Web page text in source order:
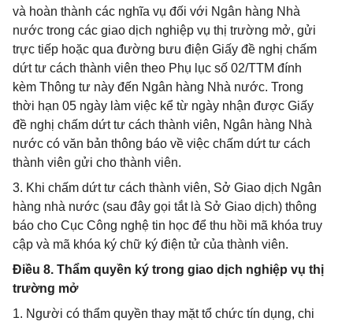
và hoàn thành các nghĩa vụ đối với Ngân hàng Nhà
nước trong các giao dịch nghiệp vụ thị trường mở, gửi
trực tiếp hoặc qua đường bưu điện Giấy đề nghị chấm
dứt tư cách thành viên theo Phụ lục số 02/TTM đính
kèm Thông tư này đến Ngân hàng Nhà nước. Trong
thời hạn 05 ngày làm việc kể từ ngày nhận được Giấy
đề nghị chấm dứt tư cách thành viên, Ngân hàng Nhà
nước có văn bản thông báo về việc chấm dứt tư cách
thành viên gửi cho thành viên.
3. Khi chấm dứt tư cách thành viên, Sở Giao dịch Ngân
hàng nhà nước (sau đây gọi tắt là Sở Giao dịch) thông
báo cho Cục Công nghệ tin học để thu hồi mã khóa truy
cập và mã khóa ký chữ ký điện tử của thành viên.
Điều 8. Thẩm quyền ký trong giao dịch nghiệp vụ thị
trường mở
1. Người có thẩm quyền thay mặt tổ chức tín dụng, chi